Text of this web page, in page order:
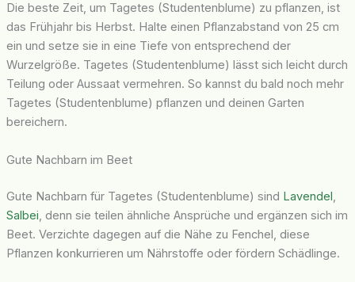
Die beste Zeit, um Tagetes (Studentenblume) zu pflanzen, ist
das Frühjahr bis Herbst. Halte einen Pflanzabstand von 25 cm
ein und setze sie in eine Tiefe von entsprechend der
Wurzelgröße. Tagetes (Studentenblume) lässt sich leicht durch
Teilung oder Aussaat vermehren. So kannst du bald noch mehr
Tagetes (Studentenblume) pflanzen und deinen Garten
bereichern.
Gute Nachbarn im Beet
Gute Nachbarn für Tagetes (Studentenblume) sind Lavendel
Salbei , denn sie teilen ähnliche Ansprüche und ergänzen sich im
Beet. Verzichte dagegen auf die Nähe zu Fenchel, diese
Pflanzen konkurrieren um Nährstoffe oder fördern Schädlinge.